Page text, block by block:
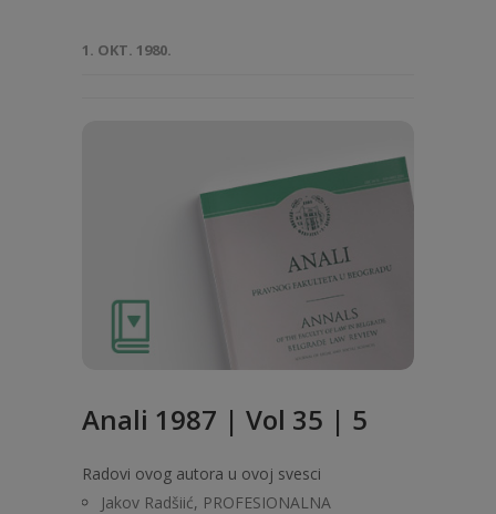
1. OKT. 1980.
Anali 1987 | Vol 35 | 5
Radovi ovog autora u ovoj svesci
Jakov Radšiić, PROFESIONALNA